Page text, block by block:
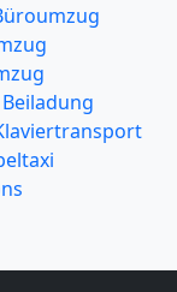
Beiladung